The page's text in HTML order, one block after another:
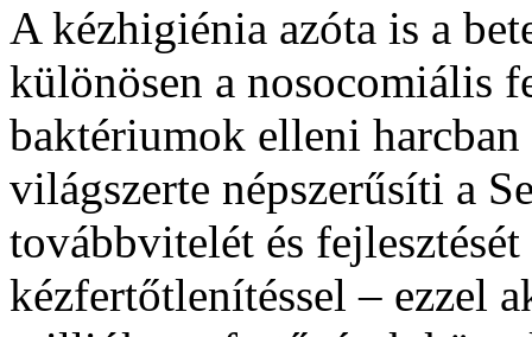
A kézhigiénia azóta is a
különösen a nosocomiális
baktériumok elleni
világszerte népszerűsíti a
továbbvitelét és
kézfertőtlenítéssel – ezzel